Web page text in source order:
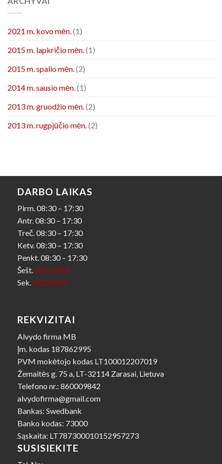
2021 m. kovo mėn. (1)
2015 m. lapkričio mėn. (1)
2015 m. spalio mėn. (2)
2014 m. sausio mėn. (1)
2013 m. gruodžio mėn. (2)
2013 m. rugpjūčio mėn. (2)
DARBO LAIKAS
Pirm. 08:30 – 17:30
Antr. 08:30 – 17:30
Treč. 08:30 – 17:30
Ketv. 08:30 – 17:30
Penkt. 08:30 – 17:30
Šešt. NEDIRBA
Sek. NEDIRBA
REKVIZITAI
Alvydo firma MB
Įm. kodas 187862995
PVM mokėtojo kodas LT100012207019
Žemaitės g. 75 a, LT-32114 Zarasai, Lietuva
Telefono nr.: 860009842
alvydofirma@gmail.com
Bankas: Swedbank
Banko kodas: 73000
Sąskaita: LT787300010152957273
SUSISIEKITE